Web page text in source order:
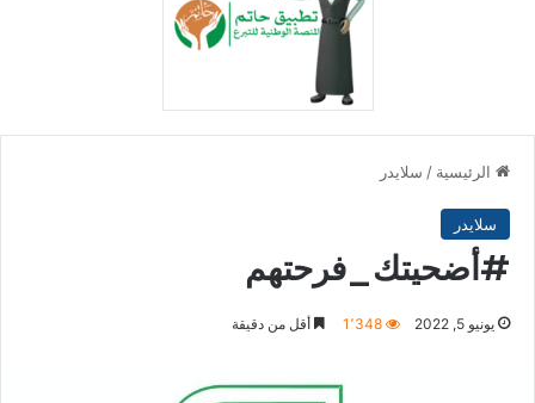
الرئيسية / سلايدر
سلايدر
#أضحيتك_فرحتهم
يونيو 5, 2022 1٬348 أقل من دقيقة